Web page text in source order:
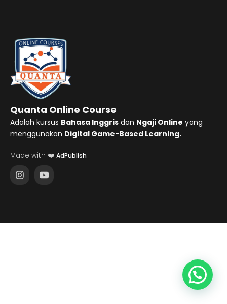
Quanta Online Course
Adalah kursus Bahasa Inggris dan Ngaji Online yang
menggunakan Digital Game-Based Learning.
Made with ❤️ AdPublish